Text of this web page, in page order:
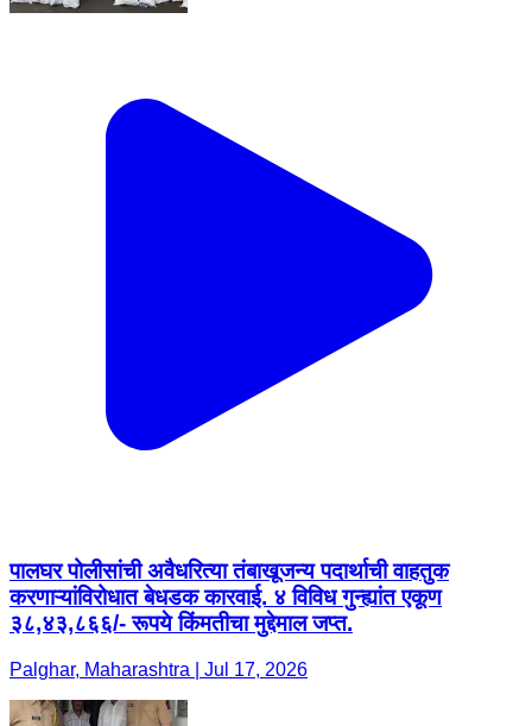
पालघर पोलीसांची अवैधरित्या तंबाखूजन्य पदार्थाची वाहतुक
करणाऱ्यांविरोधात बेधडक कारवाई. ४ विविध गुन्ह्यांत एकूण
३८,४३,८६६/- रूपये किंमतीचा मुद्देमाल जप्त.
Palghar, Maharashtra | Jul 17, 2026